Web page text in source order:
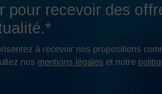
pour recevoir des
à recevoir nos propositions
nos mentions légales et notre